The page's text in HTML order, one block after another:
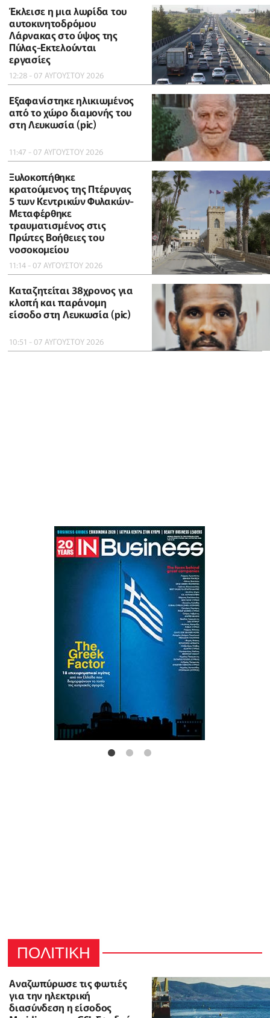
Έκλεισε η μια λωρίδα του
αυτοκινητοδρόμου
Λάρνακας στο ύψος της
Πύλας-Εκτελούνται
εργασίες
12:28 - 07 ΑΥΓΟΥΣΤΟΥ 2026
Εξαφανίστηκε ηλικιωμένος
από το χώρο διαμονής του
στη Λευκωσία (pic)
11:47 - 07 ΑΥΓΟΥΣΤΟΥ 2026
Ξυλοκοπήθηκε
κρατούμενος της Πτέρυγας
5 των Κεντρικών Φυλακών-
Μεταφέρθηκε
τραυματισμένος στις
Πρώτες Βοήθειες του
νοσοκομείου
11:14 - 07 ΑΥΓΟΥΣΤΟΥ 2026
Καταζητείται 38χρονος για
κλοπή και παράνομη
είσοδο στη Λευκωσία (pic)
10:51 - 07 ΑΥΓΟΥΣΤΟΥ 2026
ΠΟΛΙΤΙΚΗ
Αναζωπύρωσε τις φωτιές
για την ηλεκτρική
διασύνδεση η είσοδος